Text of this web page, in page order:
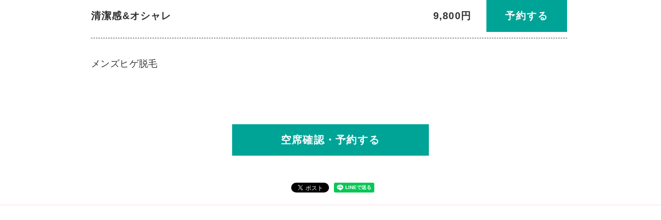
清潔感&オシャレ 9,800円 予約する
メンズヒゲ脱毛
空席確認・予約する